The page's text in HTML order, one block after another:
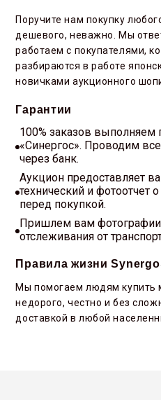
Поручите нам покупку
дешевого, неважно. Мы
работаем с покупателями,
разбираются в работе
новичками аукционного
Гарантии
100% заказов выполняем
«Синергос». Проводим
через банк.
Аукцион предоставляет
технический и фотоотчет
перед покупкой.
Пришлем вам фотографии
отслеживания от
Правила жизни
Мы помогаем людям купить
недорого, честно и без
доставкой в любой